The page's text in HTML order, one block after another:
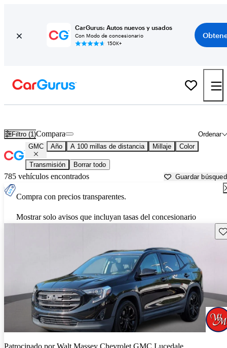
CarGurus: Autos nuevos y usados
Con Modo de concesionario
150K+
Filtro (1) Ordenar
Compara
GMC Año A 100 millas de distancia Millaje Color
Transmisión Borrar todo
785 vehículos encontrados Guardar
Compra con precios transparentes.
Mostrar solo avisos que incluyan tasas del concesionario